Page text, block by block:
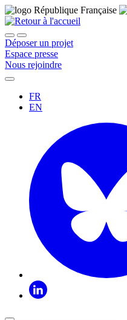
Déposer un projet
Espace presse
Nous rejoindre
FR
EN